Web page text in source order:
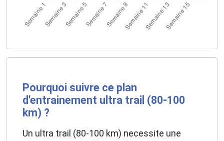
Pourquoi suivre ce plan
d'entrainement ultra trail (80-100
km) ?
Un ultra trail (80-100 km) necessite une